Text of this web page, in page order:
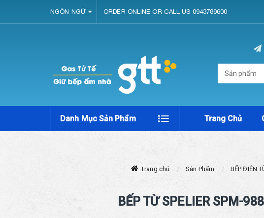
NGÔN NGỮ ORDER ONLINE OR CALL US 0943789600
Danh Mục Sản Phẩm Trang Chủ
Trang chủ Sản Phẩm BẾP ĐIỆN
BẾP TỪ SPELIER SPM-